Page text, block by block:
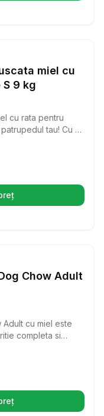
Hrana Uscata Caini
miel cu
9 kg
cu rata pentru
tau! Cu un
cainele tau.
într-o filă nouă)
Hrana Uscata Caini
Chow Adult
cu miel este
completa si
a sustine un stil
într-o filă nouă)